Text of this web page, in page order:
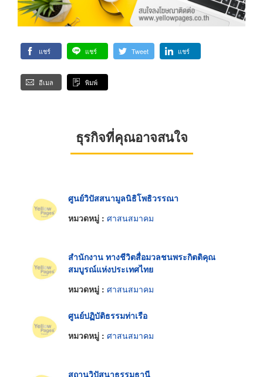
แชร์ แชร์ Tweet แชร์
อีเมล พิมพ์
ธุรกิจที่คุณอาจสนใจ
ศูนย์วิปัสสนามูลนิธิโพธิวรรณา
หมวดหมู่ : ศาสนสมาคม
สำนักงาน ทางชีวิตสื่อมวลชนพระกิตติคุณ
สมบูรณ์แห่งประเทศไทย
หมวดหมู่ : ศาสนสมาคม
ศูนย์ปฏิบัติธรรมท่าเรือ
หมวดหมู่ : ศาสนสมาคม
สถานวิปัสนาธรรมธานี